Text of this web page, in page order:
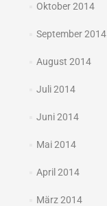
Oktober 2014
September 2014
August 2014
Juli 2014
Juni 2014
Mai 2014
April 2014
März 2014